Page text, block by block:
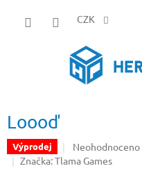
CZK
Loooď
Výprodej
Průměrné
hodnocení
Neohodnoceno
Značka:Tlama Games